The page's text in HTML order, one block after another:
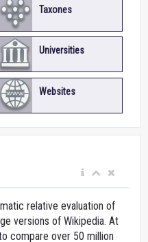
Taxones
Universities
Websites
relative evaluation of
versions of Wikipedia. At
compare over 50 million